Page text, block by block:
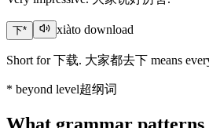
下* xiàto download
Short for 下载. 大家都去下 means
* beyond level超纲词